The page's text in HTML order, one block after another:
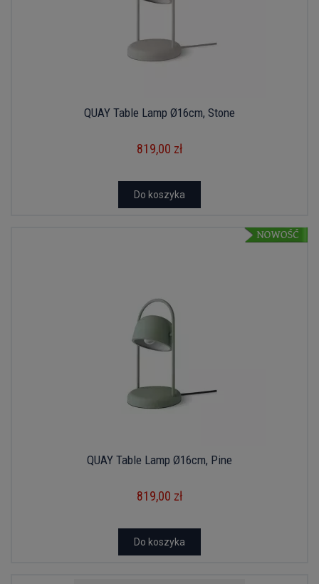
QUAY Table Lamp Ø16cm, Stone
819,00 zł
Do koszyka
QUAY Table Lamp Ø16cm, Pine
819,00 zł
Do koszyka